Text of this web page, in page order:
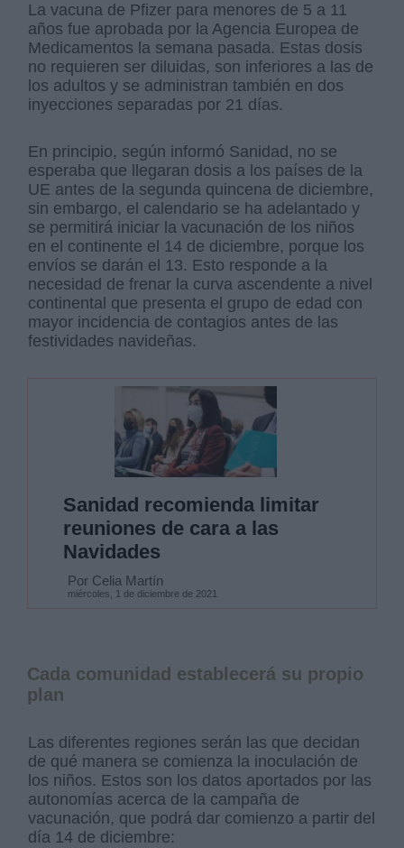
La vacuna de Pfizer para menores de 5 a 11
años fue aprobada por la Agencia Europea de
Medicamentos la semana pasada. Estas dosis
no requieren ser diluidas, son inferiores a las de
los adultos y se administran también en dos
inyecciones separadas por 21 días.
En principio, según informó Sanidad, no se
esperaba que llegaran dosis a los países de la
UE antes de la segunda quincena de diciembre,
sin embargo, el calendario se ha adelantado y
se permitirá iniciar la vacunación de los niños
en el continente el 14 de diciembre, porque los
envíos se darán el 13. Esto responde a la
necesidad de frenar la curva ascendente a nivel
continental que presenta el grupo de edad con
mayor incidencia de contagios antes de las
festividades navideñas.
Sanidad recomienda limitar
reuniones de cara a las
Navidades
Por Celia Martín
miércoles, 1 de diciembre de 2021
Cada comunidad establecerá su propio
plan
Las diferentes regiones serán las que decidan
de qué manera se comienza la inoculación de
los niños. Estos son los datos aportados por las
autonomías acerca de la campaña de
vacunación, que podrá dar comienzo a partir del
día 14 de diciembre: